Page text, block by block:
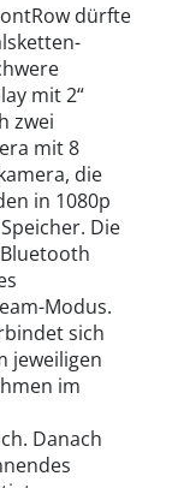
dürfte
mit 2“
zwei
mit 8
die
in 1080p
Die
Modus.
sich
jeweiligen
im
Danach